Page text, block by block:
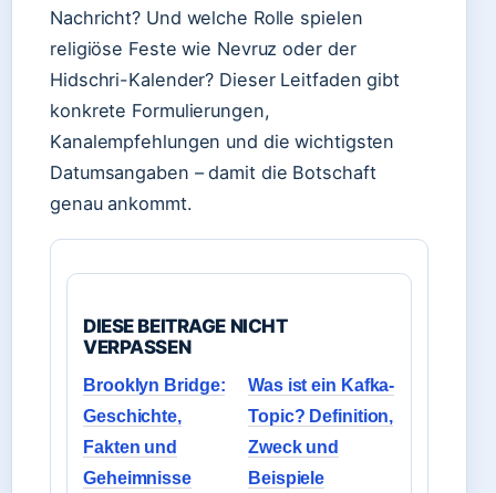
Nachricht? Und welche Rolle spielen
religiöse Feste wie Nevruz oder der
Hidschri-Kalender? Dieser Leitfaden gibt
konkrete Formulierungen,
Kanalempfehlungen und die wichtigsten
Datumsangaben – damit die Botschaft
genau ankommt.
DIESE BEITRAGE NICHT
VERPASSEN
Brooklyn Bridge:
Geschichte,
Fakten und
Geheimnisse
Was ist ein Kafka-
Topic? Definition,
Zweck und
Beispiele